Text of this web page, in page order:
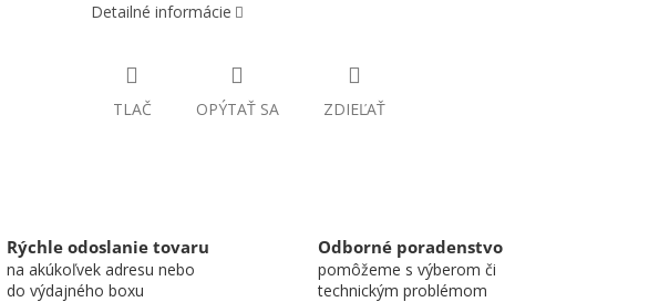
Detailné informácie
TLAČ OPÝTAŤ SA ZDIEĽAŤ
Rýchle odoslanie tovaru
na akúkoľvek adresu nebo
do výdajného boxu
Odborné poradenstvo
pomôžeme s výberom či
technickým problémom